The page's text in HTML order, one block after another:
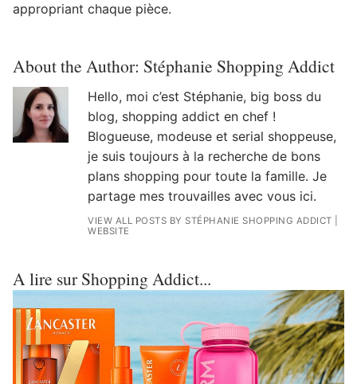
appropriant chaque pièce.
About the Author: Stéphanie Shopping Addict
Hello, moi c’est Stéphanie, big boss du
blog, shopping addict en chef !
Blogueuse, modeuse et serial shoppeuse,
je suis toujours à la recherche de bons
plans shopping pour toute la famille. Je
partage mes trouvailles avec vous ici.
VIEW ALL POSTS BY STÉPHANIE SHOPPING ADDICT
WEBSITE
A lire sur Shopping Addict...